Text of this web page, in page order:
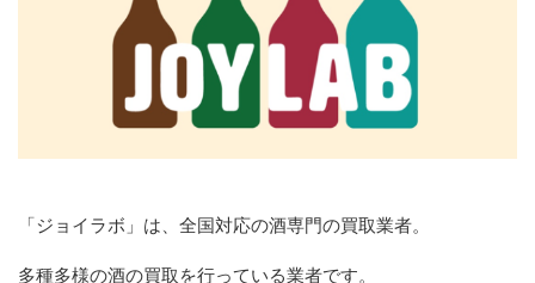
「ジョイラボ」は、全国対応の酒専門の買取業者。
多種多様の酒の買取を行っている業者です。